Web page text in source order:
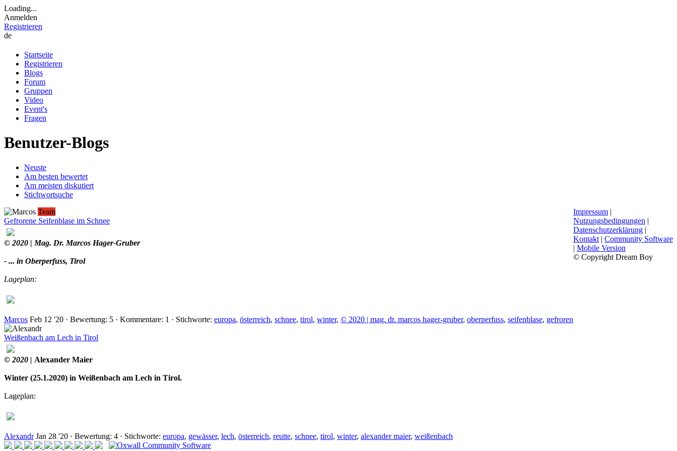
Loading...
Anmelden
Registrieren
de
Startseite
Registrieren
Blogs
Forum
Gruppen
Video
Event's
Fragen
Benutzer-Blogs
Neuste
Am besten bewertet
Am meisten diskutiert
Stichwortsuche
Team
Gefrorene Seifenblase im Schnee
© 2020 | Mag. Dr. Marcos Hager-Gruber
- ... in Oberperfuss, Tirol
Lageplan:
Marcos Feb 12 '20 · Bewertung: 5 · Kommentare: 1 · Stichworte: europa, österreich, schnee, tirol, winter, © 2020 | mag. dr. marcos hager-gruber, oberperfuss, seifenblase, gefroren
Weißenbach am Lech in Tirol
© 2020 | Alexander Maier
Winter (25.1.2020) in Weißenbach am Lech in Tirol.
Lageplan:
Alexandr Jan 28 '20 · Bewertung: 4 · Stichworte: europa, gewässer, lech, österreich, reutte, schnee, tirol, winter, alexander maier, weißenbach
Impressum |
Nutzungsbedingungen |
Datenschutzerklärung |
Kontakt | Community Software
| Mobile Version
© Copyright Dream Boy